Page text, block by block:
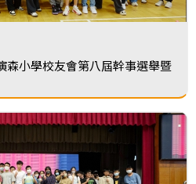
森小學校友會第八屆幹事選舉暨